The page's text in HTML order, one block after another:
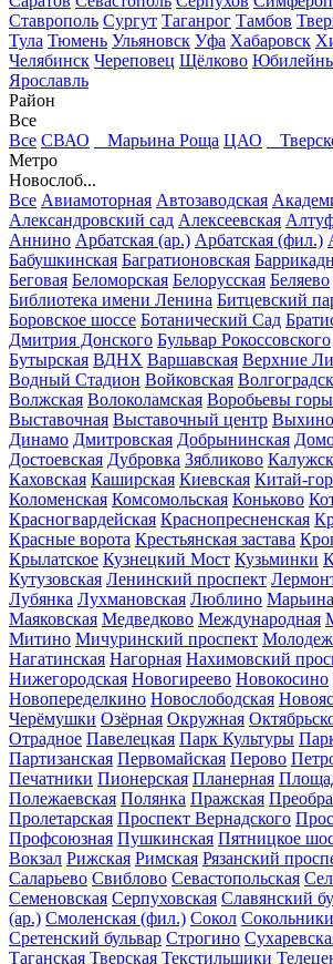
Ставрополь Сургут Таганрог Тамбов
Тула Тюмень Ульяновск Уфа Хабаровск
Челябинск Череповец Щёлково
Ярославль
Район
Все
Все СВАО Марьина Роща ЦАО
Метро
Новослоб...
Все Авиамоторная Автозаводская
Александровский сад Алексеевская
Аннино Арбатская (ар.) Арбатская (фил.)
Бабушкинская Багратионовская
Беговая Беломорская Белорусская Беляево
Библиотека имени Ленина Битцевский
Боровское шоссе Ботанический Сад
Дмитрия Донского Бульвар Рокоссовского
Бутырская ВДНХ Варшавская Верхние
Водный Стадион Войковская
Волжская Волоколамская Воробьевы горы
Выставочная Выставочный центр Выхино
Динамо Дмитровская Добрынинская
Достоевская Дубровка Зябликово
Каховская Каширская Киевская Китай-
Коломенская Комсомольская Коньково
Красногвардейская Краснопресненская
Красные ворота Крестьянская застава
Крылатское Кузнецкий Мост Кузьминки
Кутузовская Ленинский проспект
Лубянка Лухмановская Люблино
Маяковская Медведково Международная
Митино Мичуринский проспект
Нагатинская Нагорная Нахимовский
Нижегородская Новогиреево Новокосино
Новопеределкино Новослободская
Черёмушки Озёрная Окружная
Отрадное Павелецкая Парк Культуры
Партизанская Первомайская Перово
Печатники Пионерская Планерная
Полежаевская Полянка Пражская
Пролетарская Проспект Вернадского
Профсоюзная Пушкинская Пятницкое
Вокзал Рижская Римская Рязанский
Саларьево Свиблово Севастопольская
Семеновская Серпуховская Славянский
(ар.) Смоленская (фил.) Сокол Сокольники
Сретенский бульвар Строгино
Таганская Тверская Текстильщики